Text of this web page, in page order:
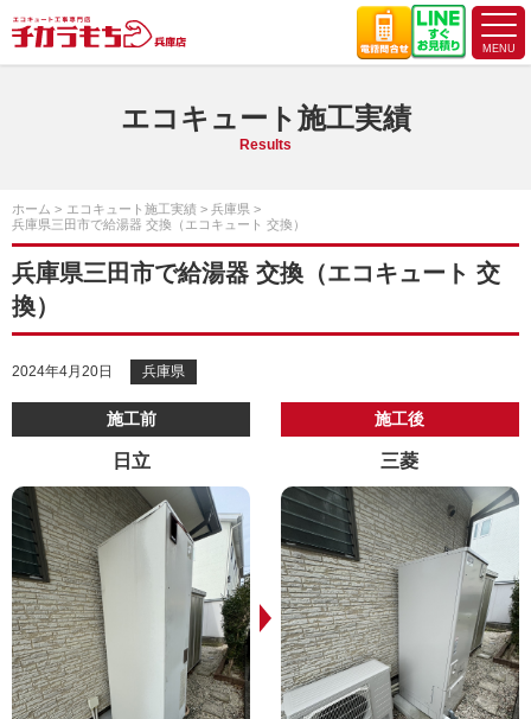
エコキュート施工実績
Results
ホーム エコキュート施工実績
兵庫県
兵庫県三田市で給湯器 交換（エコキュート 交換）
兵庫県三田市で給湯器 交換（エコキュート 交
換）
2024年4月20日 兵庫県
施工前
日立
施工後
三菱